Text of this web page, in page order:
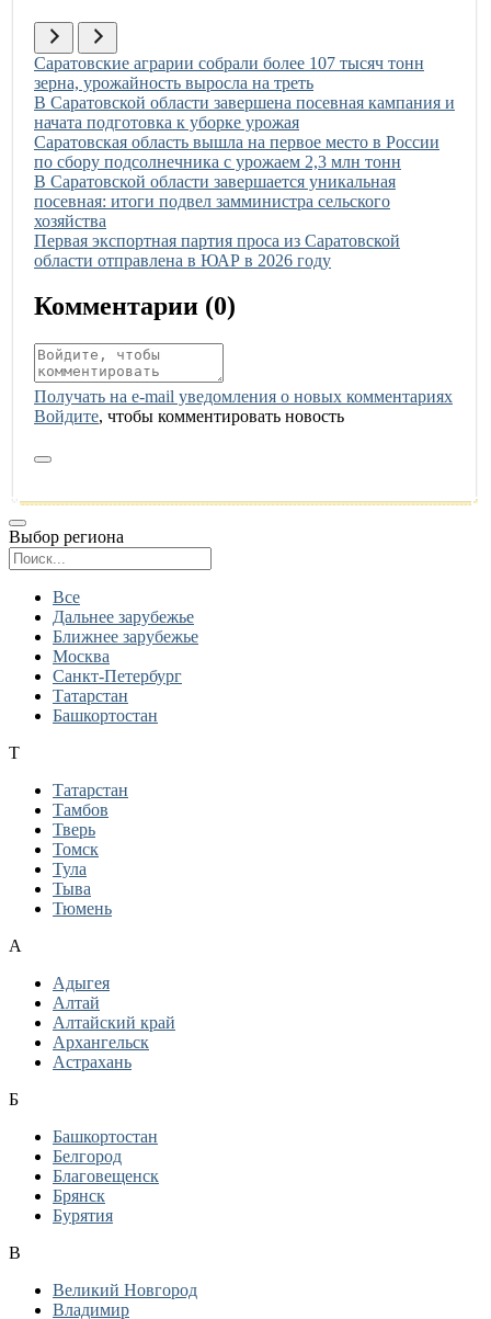
Иллюстрация новости
Саратовские аграрии собрали более 107 тысяч тонн
зерна, урожайность выросла на треть
Иллюстрация новости
В Саратовской области завершена посевная кампания и
начата подготовка к уборке урожая
Иллюстрация новости
Саратовская область вышла на первое место в России
по сбору подсолнечника с урожаем 2,3 млн тонн
Иллюстрация новости
В Саратовской области завершается уникальная
посевная: итоги подвел замминистра сельского
хозяйства
Иллюстрация новости
Первая экспортная партия проса из Саратовской
области отправлена в ЮАР в 2026 году
Комментарии (0)
Получать на e‑mail уведомления о новых комментариях
Войдите, чтобы комментировать новость
Выбор региона
Все
Дальнее зарубежье
Ближнее зарубежье
Москва
Санкт-Петербург
Татарстан
Башкортостан
Т
Татарстан
Тамбов
Тверь
Томск
Тула
Тыва
Тюмень
А
Адыгея
Алтай
Алтайский край
Архангельск
Астрахань
Б
Башкортостан
Белгород
Благовещенск
Брянск
Бурятия
В
Великий Новгород
Владимир